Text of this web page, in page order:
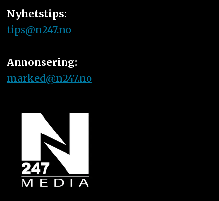
Nyhetstips:
tips@n247.no
Annonsering:
marked@n247.no